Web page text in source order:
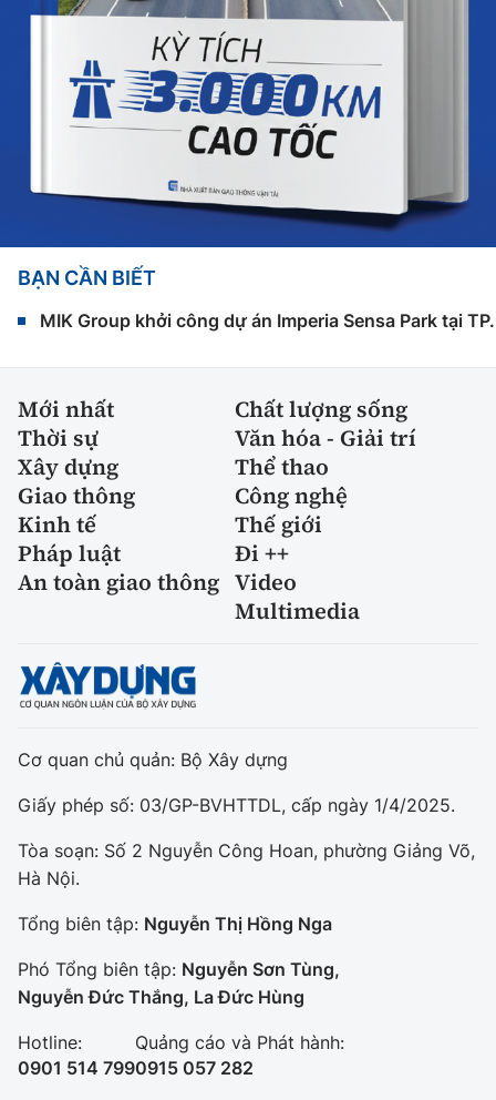
BẠN CẦN BIẾT
MIK Group khởi công dự án Imperia Sensa Park tại
Mới nhất
Chất lượng sống
Thời sự
Văn hóa - Giải trí
Xây dựng
Thể thao
Giao thông
Công nghệ
Kinh tế
Thế giới
Pháp luật
Đi ++
An toàn giao thông Video
Multimedia
Cơ quan chủ quản: Bộ Xây dựng
Giấy phép số: 03/GP-BVHTTDL, cấp ngày 1/4/2025.
Tòa soạn: Số 2 Nguyễn Công Hoan, phường Giảng Võ,
Hà Nội.
Tổng biên tập: Nguyễn Thị Hồng Nga
Phó Tổng biên tập: Nguyễn Sơn Tùng,
Nguyễn Đức Thắng, La Đức Hùng
Hotline:
0901 514 799
Quảng cáo và Phát hành:
0915 057 282